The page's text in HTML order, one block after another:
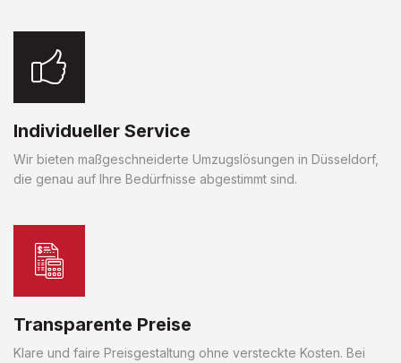
Individueller Service
Wir bieten maßgeschneiderte Umzugslösungen in Düsseldorf,
die genau auf Ihre Bedürfnisse abgestimmt sind.
Transparente Preise
Klare und faire Preisgestaltung ohne versteckte Kosten. Bei